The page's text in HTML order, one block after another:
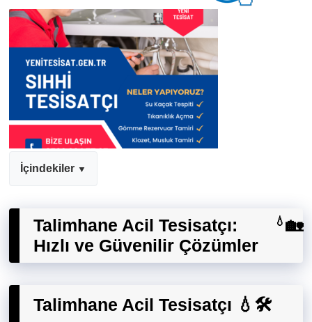
İçindekiler
Talimhane Acil Tesisatçı:
Hızlı ve Güvenilir Çözümler
💧 🏡
Talimhane Acil Tesisatçı 💧🛠️